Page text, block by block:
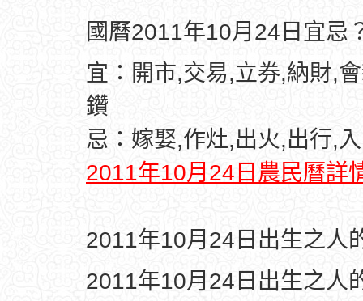
國曆2011年10月24日宜忌
宜：開市,交易,立券,納財,
鑽
忌：嫁娶,作灶,出火,出行,
2011年10月24日農民曆詳
2011年10月24日出生之人
2011年10月24日出生之人